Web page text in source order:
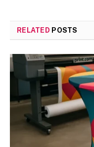
RELATED POSTS